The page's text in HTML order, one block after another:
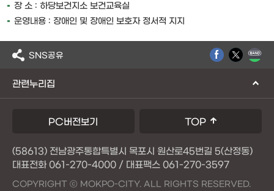
장 소 : 하당보건지소 보건교육실
운영내용 : 장애인 및 장애인 보호자 정서적 지지
SNS공유
관련누리집
PC버전보기 TOP
(58613) 전남광주통합특별시 목포시 원산로45번길 5(산정동)
대표전화 061-270-4000 / 대표팩스 061-270-3597
COPYRIGHT ⓒ MOKPO-CITY. ALL RIGHTS RESERVED.